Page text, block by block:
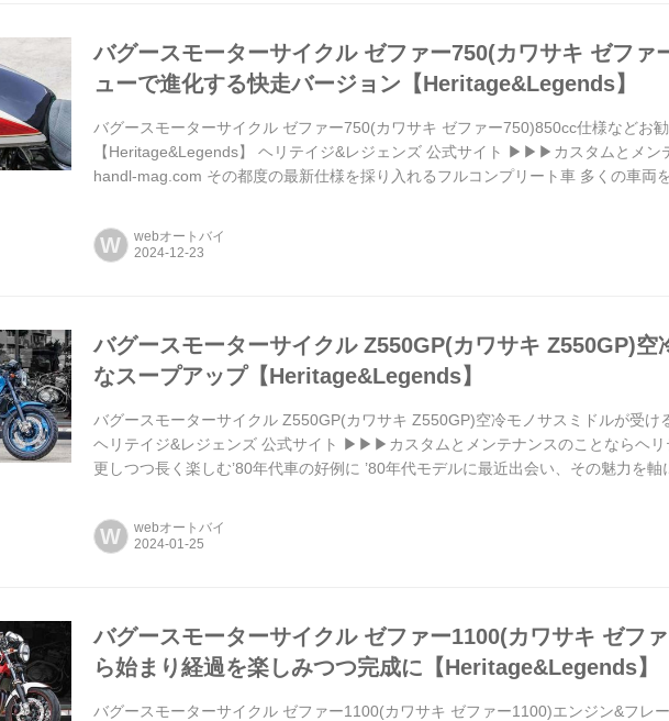
バグースモーターサイクル ゼファー750(カワサキ ゼファ
ューで進化する快走バージョン【Heritage&Legends】
バグースモーターサイクル ゼファー750(カワサキ ゼファー750)850cc仕様などお
【Heritage&Legends】 ヘリテイジ&レジェンズ 公式サイト ▶▶▶カスタムとメン
handl-mag.com その都度の最新仕様を採り入れるフルコンプリート車 多くの車両
W webオートバイ
バグースモーターサイクル Z550GP(カワサキ Z550GP)空
なスープアップ【Heritage&Legends】
バグースモーターサイクル Z550GP(カワサキ Z550GP)空冷モノサスミドルが受け
ヘリテイジ&レジェンズ 公式サイト ▶▶▶カスタムとメンテナンスのことならヘ
更しつつ長く楽しむ’80年代車の好例に ’80年代モデルに最近出会い、その魅力を
W webオートバイ
バグースモーターサイクル ゼファー1100(カワサキ ゼフ
ら始まり経過を楽しみつつ完成に【Heritage&Legends】
バグースモーターサイクル ゼファー1100(カワサキ ゼファー1100)エンジン&フレ